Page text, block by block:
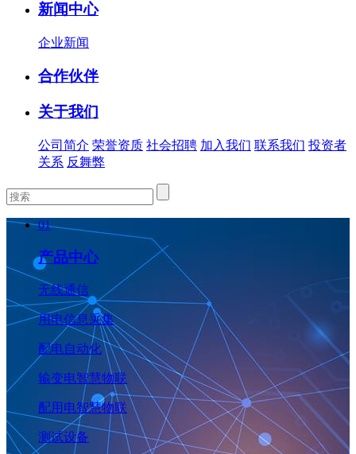
新闻中心
企业新闻
合作伙伴
关于我们
公司简介 荣誉资质 社会招聘 加入我们 联系我们 投资者
关系 反舞弊
01
产品中心
无线通信
用电信息采集
配电自动化
输变电智慧物联
配用电智慧物联
测试设备